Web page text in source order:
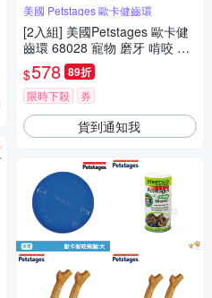
美國 Petstages 歐卡健齒環
[2入組] 美國Petstages 歐卡健
齒環 68028 寵物 磨牙 啃咬 耐
咬 狗玩具 寵物玩具
$578 89折
限時下殺 券
貨到通知我